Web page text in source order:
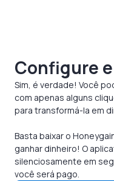
Configure
Sim, é verdade! Você
com apenas alguns
para transformá-la em
Basta baixar o
ganhar dinheiro! O
silenciosamente em
você será pago.